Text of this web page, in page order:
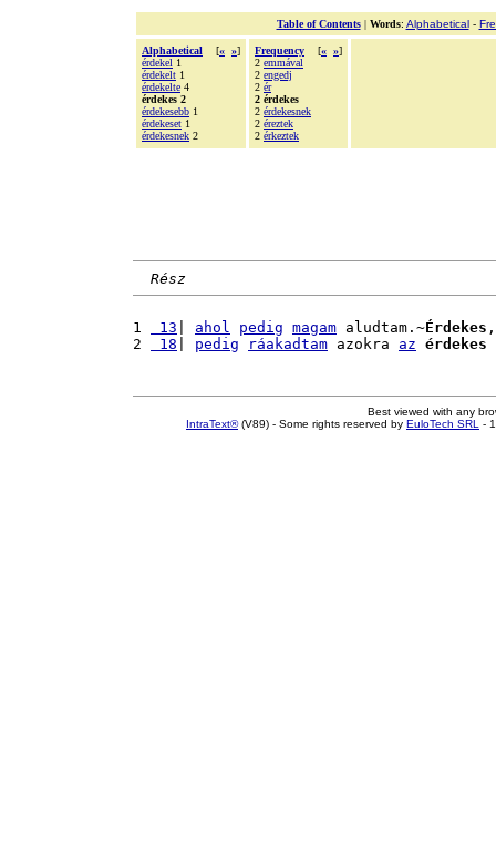
Table of Contents| Words: Alphabetical-
Alphabetical [« »]
érdekel 1
érdekelt 1
érdekelte 4
érdekes 2
érdekesebb 1
érdekeset 1
érdekesnek 2
Frequency [« »]
2 emmával
2 engedj
2 ér
2 érdekes
2 érdekesnek
2 éreztek
2 érkeztek
Rész
1 13 ahol pedig magam aludtam.~Érdekes
2
18 pedig ráakadtam azokra az érdekes
Best viewed with any
IntraText®(V89) - Some rights reserved by EuloTech SRL -